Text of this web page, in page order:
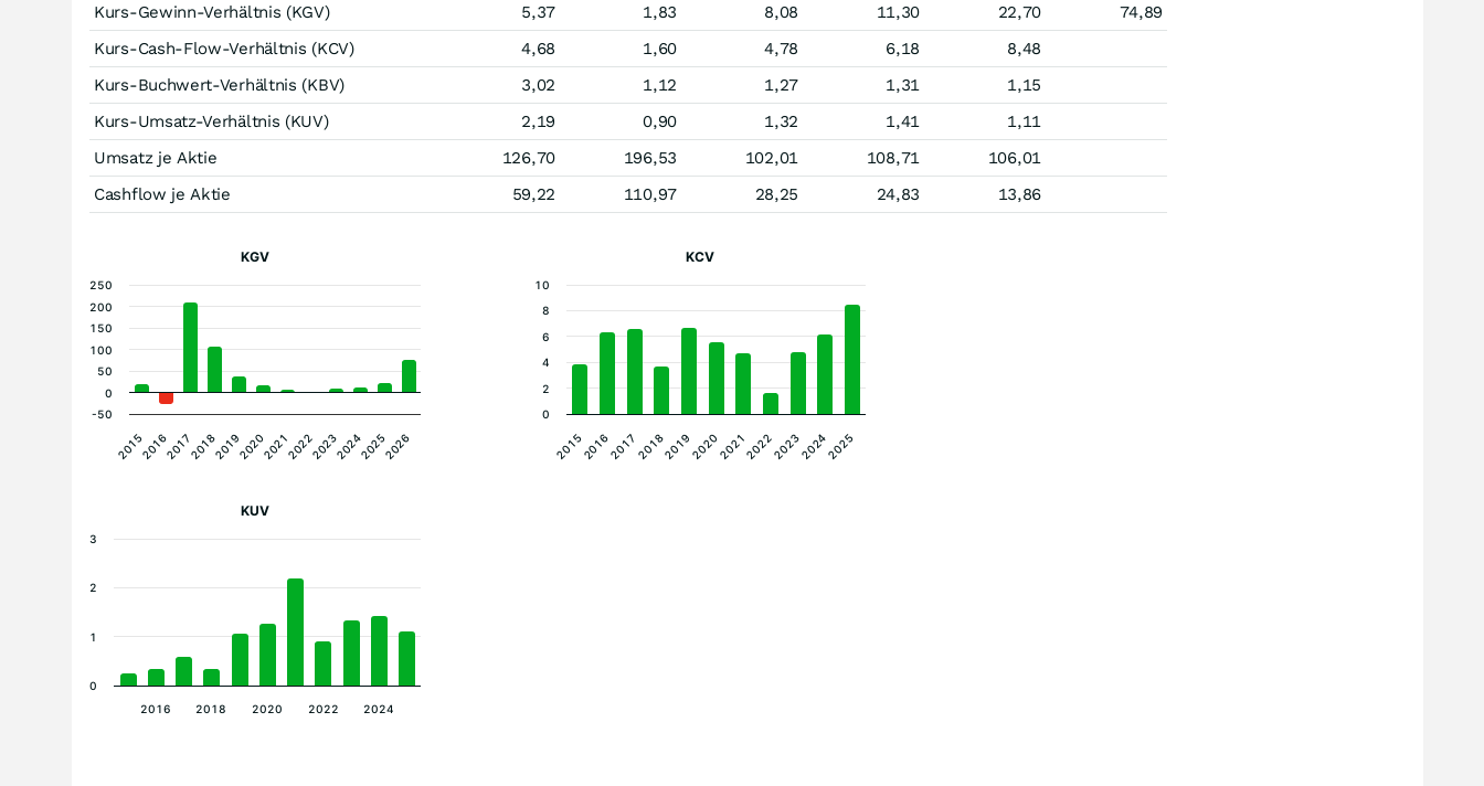
Kurs-Gewinn-Verhältnis (KGV)
5,37 1,83 8,08 11,30 22,70
74,89
Kurs-Cash-Flow-Verhältnis (KCV)
4,68 1,60 4,78 6,18
8,48
Kurs-Buchwert-Verhältnis (KBV)
3,02 1,12 1,27 1,31
1,15
Kurs-Umsatz-Verhältnis (KUV)
2,19 0,90 1,32 1,41
1,11
Umsatz je Aktie
126,70 196,53 102,01 108,71
106,01
Cashflow je Aktie
59,22 110,97 28,25 24,83 13,86
KGV
2016 2018 2020 2022 2024 2026
2015 2017 2019 2021 2023 2025
-50
0
50
100
150
200
250
KCV
2016 2018 2020 2022 2024
2015 2017 2019 2021 2023 2025
0
2
4
6
8
10
KUV
2016 2018 2020 2022 2024
0
1
2
3